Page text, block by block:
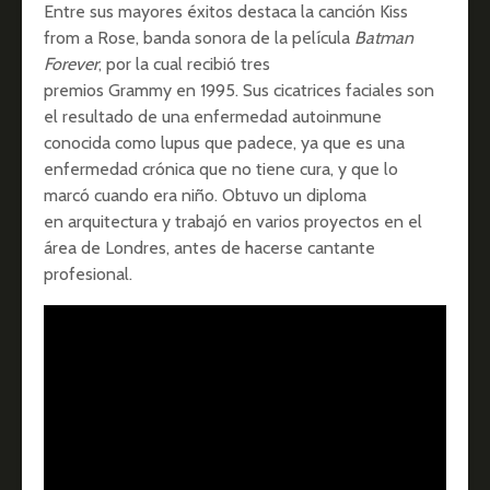
Entre sus mayores éxitos destaca la canción Kiss
from a Rose, banda sonora de la película Batman
Forever, por la cual recibió tres
premios Grammy en 1995. Sus cicatrices faciales son
el resultado de una enfermedad autoinmune
conocida como lupus que padece, ya que es una
enfermedad crónica que no tiene cura, y que lo
marcó cuando era niño. Obtuvo un diploma
en arquitectura y trabajó en varios proyectos en el
área de Londres, antes de hacerse cantante
profesional.